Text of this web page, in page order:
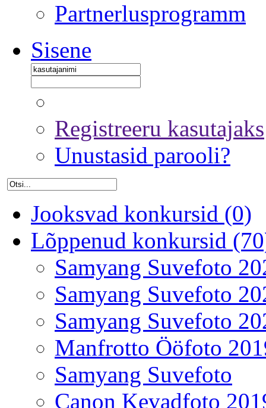
Partnerlusprogramm
Sisene
Registreeru kasutajaks
Unustasid parooli?
Jooksvad konkursid (0)
Lõppenud konkursid
Samyang Suvefoto
Samyang Suvefoto
Samyang Suvefoto
Manfrotto Ööfoto
Samyang Suvefoto
Canon Kevadfoto